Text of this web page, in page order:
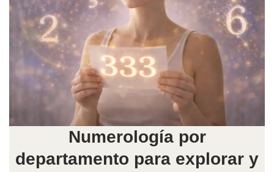
Numerología por
departamento para explorar y